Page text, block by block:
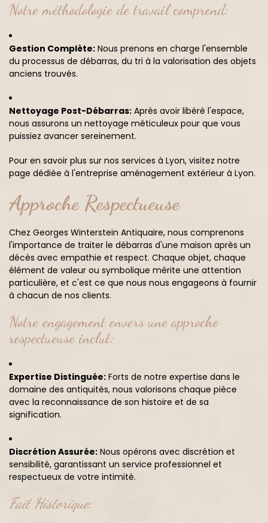
Notre méthodologie de travail comprend:
Gestion Complète: Nous prenons en charge l'ensemble
du processus de débarras, du tri à la valorisation des objets
anciens trouvés.
Nettoyage Post-Débarras: Après avoir libéré l'espace,
nous assurons un nettoyage méticuleux pour que vous
puissiez avancer sereinement.
Pour en savoir plus sur nos services à Lyon, visitez notre
page dédiée à l'entreprise aménagement extérieur à Lyon.
Approche Respectueuse
Chez Georges Winterstein Antiquaire, nous comprenons
l'importance de traiter le débarras d'une maison après un
décès avec empathie et respect. Chaque objet, chaque
élément de valeur ou symbolique mérite une attention
particulière, et c'est ce que nous nous engageons à fournir
à chacun de nos clients.
Notre engagement envers une approche
respectueuse inclut:
Expertise Distinguée: Forts de notre expertise dans le
domaine des antiquités, nous valorisons chaque pièce
avec la reconnaissance de son histoire et de sa
signification.
Discrétion Assurée: Nous opérons avec discrétion et
sensibilité, garantissant un service professionnel et
respectueux de votre intimité.
Fait Historique: